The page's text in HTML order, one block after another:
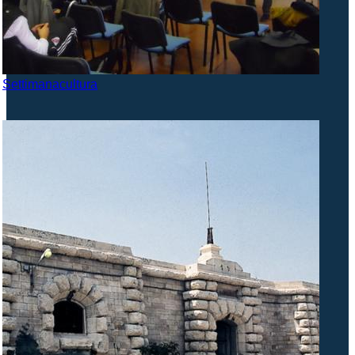
Settimanacultura